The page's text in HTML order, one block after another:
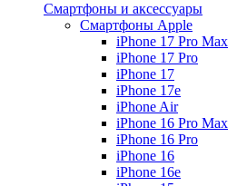
Смартфоны и аксессуары
Смартфоны Apple
iPhone 17 Pro Max
iPhone 17 Pro
iPhone 17
iPhone 17e
iPhone Air
iPhone 16 Pro Max
iPhone 16 Pro
iPhone 16
iPhone 16e